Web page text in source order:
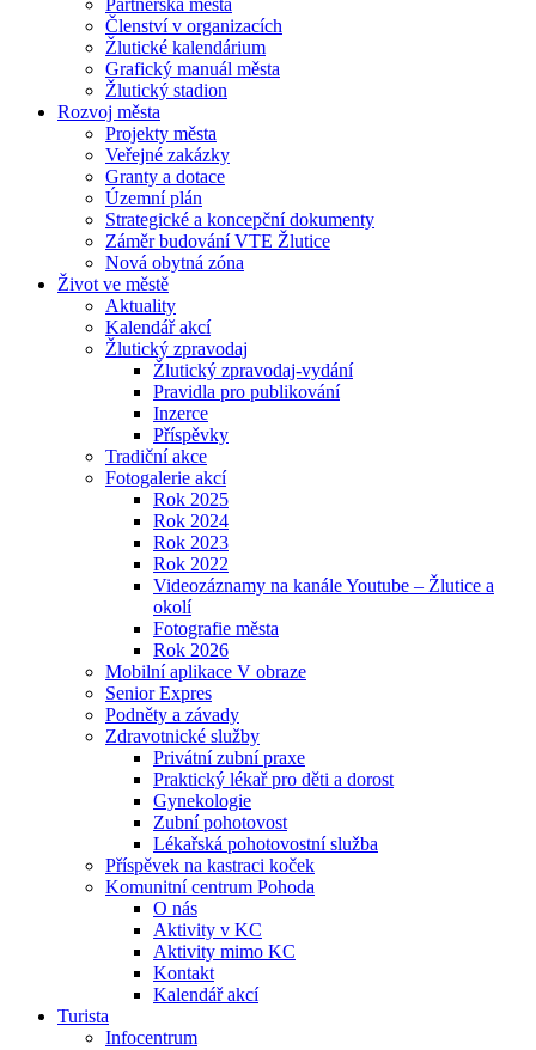
Partnerská města
Členství v organizacích
Žlutické kalendárium
Grafický manuál města
Žlutický stadion
Rozvoj města
Projekty města
Veřejné zakázky
Granty a dotace
Územní plán
Strategické a koncepční dokumenty
Záměr budování VTE Žlutice
Nová obytná zóna
Život ve městě
Aktuality
Kalendář akcí
Žlutický zpravodaj
Žlutický zpravodaj-vydání
Pravidla pro publikování
Inzerce
Příspěvky
Tradiční akce
Fotogalerie akcí
Rok 2025
Rok 2024
Rok 2023
Rok 2022
Videozáznamy na kanále Youtube – Žlutice a
okolí
Fotografie města
Rok 2026
Mobilní aplikace V obraze
Senior Expres
Podněty a závady
Zdravotnické služby
Privátní zubní praxe
Praktický lékař pro děti a dorost
Gynekologie
Zubní pohotovost
Lékařská pohotovostní služba
Příspěvek na kastraci koček
Komunitní centrum Pohoda
O nás
Aktivity v KC
Aktivity mimo KC
Kontakt
Kalendář akcí
Turista
Infocentrum